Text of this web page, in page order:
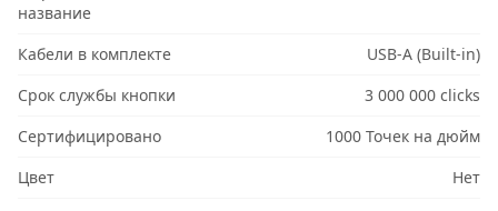
название
Кабели в комплекте
USB-A (Built-in)
Срок службы кнопки
3 000 000 clicks
Сертифицировано
1000 Точек на дюйм
Цвет
Нет